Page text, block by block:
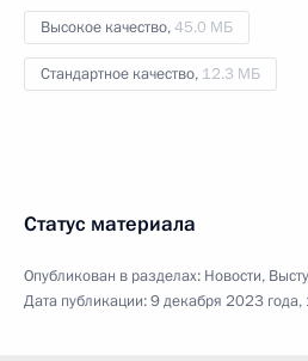
Высокое качество,45.0 МБ
Стандартное качество, 12.3 МБ
Статус материала
Опубликован в разделах: Новости,
Дата публикации:9 декабря 2023 года,